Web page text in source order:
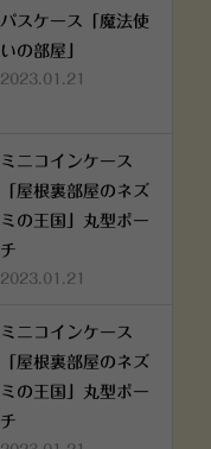
パスケース「魔法使
いの部屋」
2023.01.21
ミニコインケース
「屋根裏部屋のネズ
ミの王国」丸型ポー
チ
2023.01.21
ミニコインケース
「屋根裏部屋のネズ
ミの王国」丸型ポー
チ